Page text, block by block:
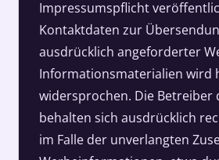
Impressumspflicht
Kontaktdaten zur
ausdrücklich angeforderter
Informationsmaterialien wird
widersprochen. Die Betreiber
behalten sich ausdrücklich
im Falle der unverlangten